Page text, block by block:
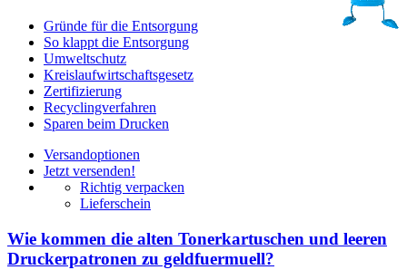
Gründe für die Entsorgung
So klappt die Entsorgung
Umweltschutz
Kreislaufwirtschaftsgesetz
Zertifizierung
Recyclingverfahren
Sparen beim Drucken
Versandoptionen
Jetzt versenden!
Richtig verpacken
Lieferschein
Wie kommen die alten Tonerkartuschen und leeren
Druckerpatronen zu geldfuermuell?